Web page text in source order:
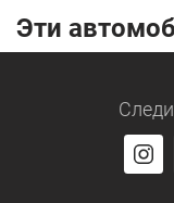
Эти